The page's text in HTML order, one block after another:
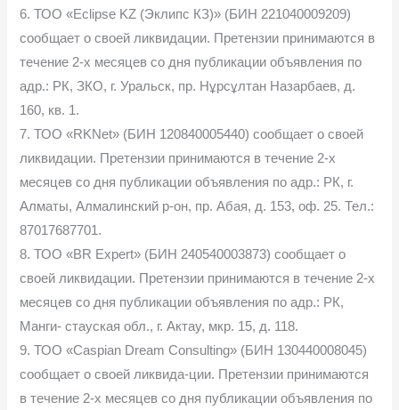
6. ТОО «Eclipse KZ (Эклипс КЗ)» (БИН 221040009209)
сообщает о своей ликвидации. Претензии принимаются в
течение 2-х месяцев со дня публикации объявления по
адр.: РК, ЗКО, г. Уральск, пр. Нұрсұлтан Назарбаев, д.
160, кв. 1.
7. ТОО «RKNet» (БИН 120840005440) сообщает о своей
ликвидации. Претензии принимаются в течение 2-х
месяцев со дня публикации объявления по адр.: РК, г.
Алматы, Алмалинский р-он, пр. Абая, д. 153, оф. 25. Тел.:
87017687701.
8. ТОО «BR Expert» (БИН 240540003873) сообщает о
своей ликвидации. Претензии принимаются в течение 2-х
месяцев со дня публикации объявления по адр.: РК,
Манги- стауская обл., г. Актау, мкр. 15, д. 118.
9. ТОО «Caspian Dream Consulting» (БИН 130440008045)
сообщает о своей ликвида-ции. Претензии принимаются
в течение 2-х месяцев со дня публикации объявления по